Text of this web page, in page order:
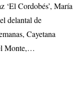
‘El Cordobés’, María
delantal de
Cayetana
Monte,…